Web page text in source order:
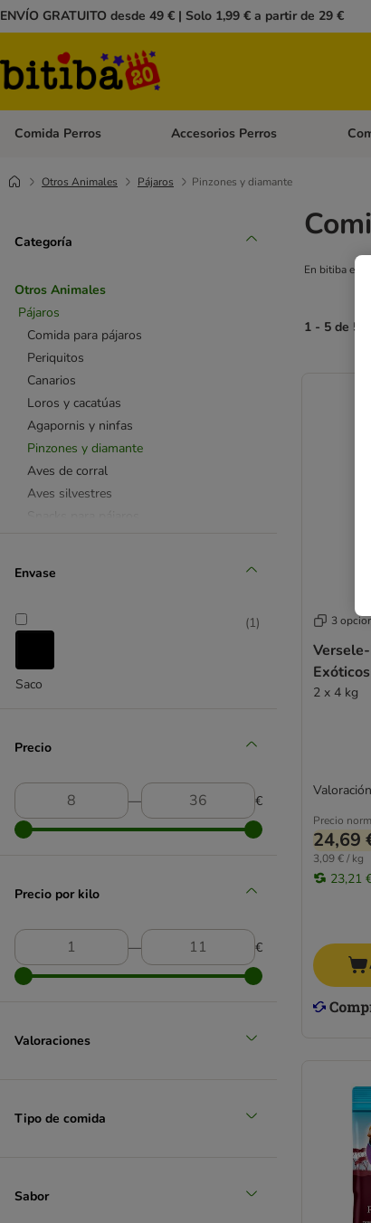
ENVÍO GRATUITO desde 49 € | Solo 1,99 € a partir de 29 €
Comida Perros Menú de categoria abierto: Comida
Accesorios Perros
Otros Animales Pájaros Pinzones y diamante
Categoría
Otros Animales
Pájaros
Comida para pájaros
Periquitos
Canarios
Loros y cacatúas
Agapornis y ninfas
Pinzones y diamante
Aves de corral
Aves silvestres
Cuerdas
Columpios
Lecho
Higiene diaria
Versele Laga
Lillebro
Envase
Saco
(1)
Precio
― €
Precio por kilo
― €
Valoraciones
Tipo de comida
Sabor
En bitiba
1 - 5 de 5
3
Exóticos
2 x 4 kg
Precio
24,69
3,09 € / kg
23,21